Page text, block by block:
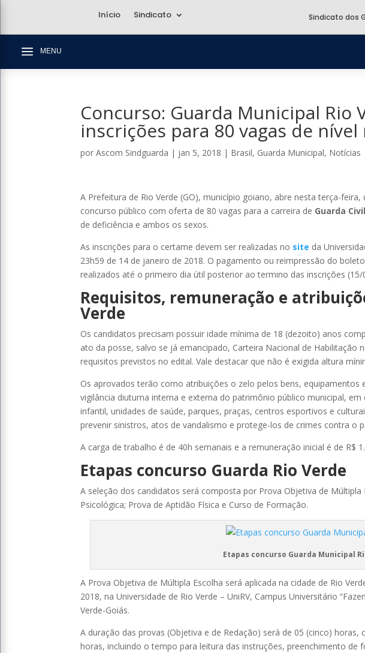
Início Sindicato Sindicato dos
a MENU
Concurso: Guarda Municipal Rio
inscrições para 80 vagas de
porAscom Sindguarda | jan 5, 2018 | Brasil, Guarda Municipal, Notícias
A Prefeitura de Rio Verde (GO), município goiano, abre nesta terça-
concurso público com oferta de 80 vagas para a carreira de Guarda
de deficiência e ambos os sexos.
As inscrições para o certame devem ser realizadas no site da
23h59 de 14 de janeiro de 2018. O pagamento ou reimpressão do
realizados até o primeiro dia útil posterior ao termino das inscrições (15/
Requisitos, remuneração e
Verde
Os candidatos precisam possuir idade mínima de 18 (dezoito) anos
ato da posse, salvo se já emancipado, Carteira Nacional de Habilitação
requisitos previstos no edital. Vale destacar que não é exigida altura
Os aprovados terão como atribuições o zelo pelos bens, equipamentos
vigilância diuturna interna e externa do patrimônio público municipal,
infantil, unidades de saúde, parques, praças, centros esportivos e
prevenir sinistros, atos de vandalismo e protege-los de crimes contra o
A carga de trabalho é de 40h semanais e a remuneração inicial é de R$
Etapas concurso Guarda Rio Verde
A seleção dos candidatos será composta por Prova Objetiva de Múltipla
Psicológica; Prova de Aptidão Física e Curso de Formação.
Etapas concurso Guarda Municipal
A Prova Objetiva de Múltipla Escolha será aplicada na cidade de Rio
2018, na Universidade de Rio Verde – UniRV, Campus Universitário
Verde-Goiás.
A duração das provas (Objetiva e de Redação) será de 05 (cinco)
horas, incluindo o tempo para leitura das instruções, preenchimento de